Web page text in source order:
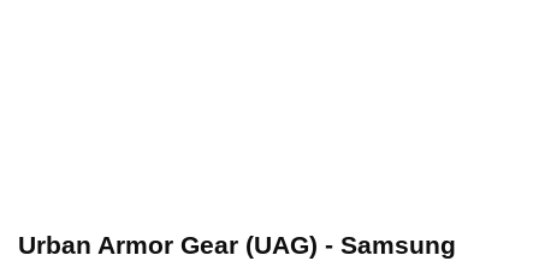
Urban Armor Gear (UAG) - Samsung